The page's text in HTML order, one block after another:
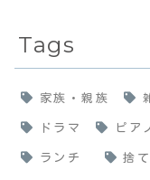
Tags
家族・親族
ドラマ ピア
ランチ 捨